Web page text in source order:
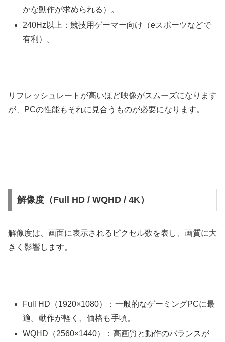
かな動作が求められる）。
240Hz以上：競技用ゲーマー向け（eスポーツなどで
有利）。
リフレッシュレートが高いほど映像がスムーズになります
が、PCの性能もそれに見合うものが必要になります。
解像度（Full HD / WQHD / 4K）
解像度は、画面に表示されるピクセル数を表し、画質に大
きく影響します。
Full HD（1920×1080）：一般的なゲーミングPCに最
適。動作が軽く、価格も手頃。
WQHD（2560×1440）：高画質と動作のバランスが